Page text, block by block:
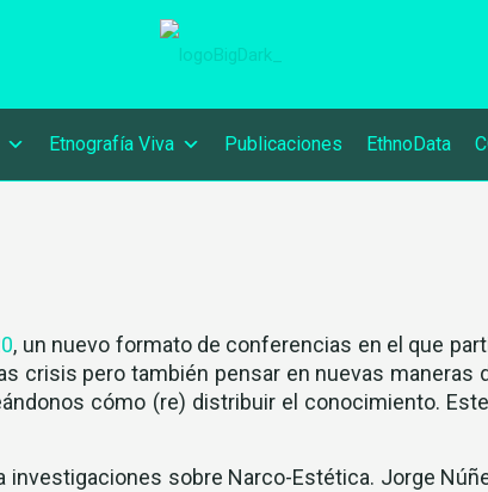
Etnografía Viva Publicaciones EthnoData
, un nuevo formato de conferencias en el que
crisis pero también pensar en nuevas maneras
cómo (re) distribuir el conocimiento.
sobre Narco-Estética. Jorge